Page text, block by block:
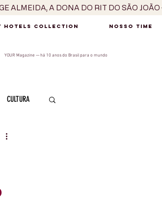
HOTELS COLLECTION NOSSO TIME
YOUR Magazine — há 10 anos do Brasil para o mundo
CULTURA